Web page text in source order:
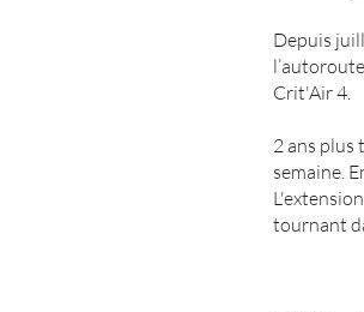
Depuis
Crit'Air 4.
2 ans plus
semaine.
tournant